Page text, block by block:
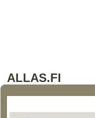
ALLAS.FI